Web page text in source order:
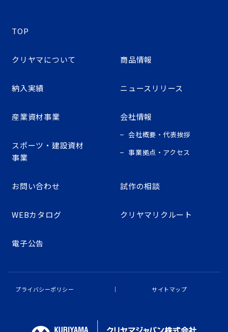
TOP
クリヤマについて 商品情報
納入実績 ニュースリリース
産業資材事業
スポーツ・建設資材
事業
会社情報
会社概要・代表挨拶
事業拠点・アクセス
お問い合わせ 試作の相談
WEBカタログ クリヤマリクルート
電子公告
プライバシーポリシー サイトマップ